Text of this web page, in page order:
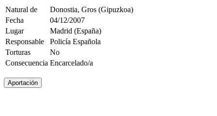
Natural de
Donostia, Gros (Gipuzkoa)
Fecha
04/12/2007
Lugar
Madrid (España)
Responsable
Policía Española
Torturas
No
Consecuencia Encarcelado/a